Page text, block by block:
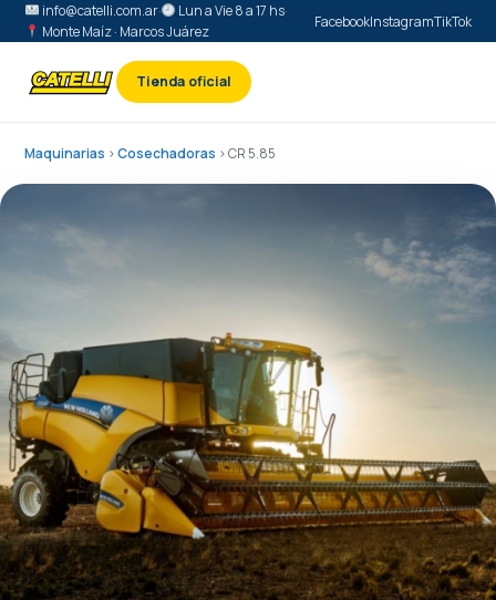
info@catelli.com.ar· Lun a Vie 8 a 17 hs·
Monte Maíz · Marcos Juárez
FacebookInstagramTikTok
Tienda oficial
Maquinarias ›Cosechadoras › CR 5.85